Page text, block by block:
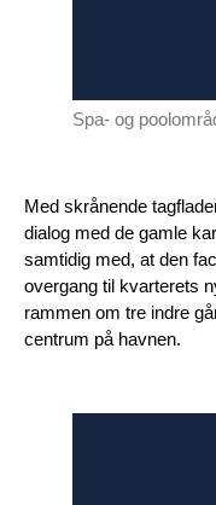
Spa- og
Med skrånende
dialog med de gamle
samtidig med, at den
overgang til kvarterets
rammen om tre indre
centrum på havnen.